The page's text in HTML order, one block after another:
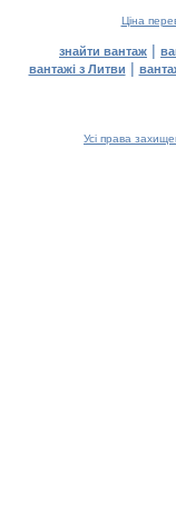
Ціна
знайти вантаж |
вантажі з Литви |
Усі права